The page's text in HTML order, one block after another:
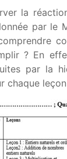
la
par le
? En
par la
chaque leçon